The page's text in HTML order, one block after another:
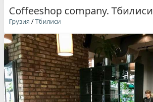
Coffeeshop company. Тбилиси
Грузия /Тбилиси